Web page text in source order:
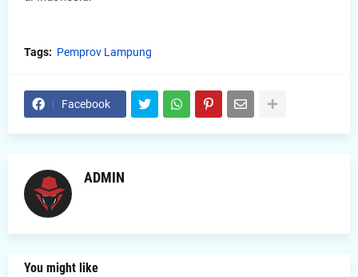
Tags: Pemprov Lampung
Facebook
ADMIN
You might like